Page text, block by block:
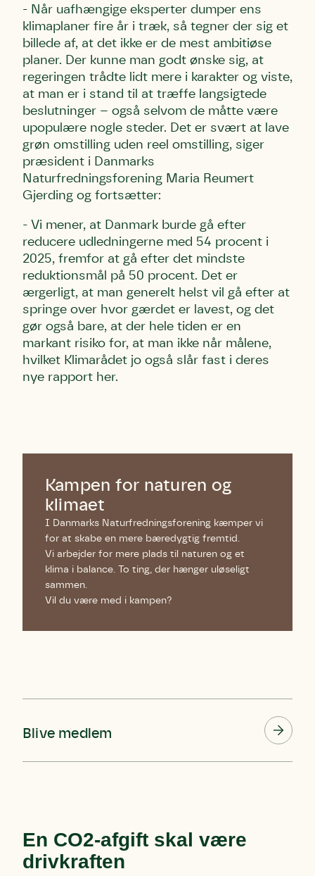
- Når uafhængige eksperter dumper ens
klimaplaner fire år i træk, så tegner der sig et
billede af, at det ikke er de mest ambitiøse
planer. Der kunne man godt ønske sig, at
regeringen trådte lidt mere i karakter og viste,
at man er i stand til at træffe langsigtede
beslutninger – også selvom de måtte være
upopulære nogle steder. Det er svært at lave
grøn omstilling uden reel omstilling, siger
præsident i Danmarks
Naturfredningsforening Maria Reumert
Gjerding og fortsætter:
- Vi mener, at Danmark burde gå efter
reducere udledningerne med 54 procent i
2025, fremfor at gå efter det mindste
reduktionsmål på 50 procent. Det er
ærgerligt, at man generelt helst vil gå efter at
springe over hvor gærdet er lavest, og det
gør også bare, at der hele tiden er en
markant risiko for, at man ikke når målene,
hvilket Klimarådet jo også slår fast i deres
nye rapport her.
Kampen for naturen og
klimaet
I Danmarks Naturfredningsforening kæmper vi
for at skabe en mere bæredygtig fremtid.
Vi arbejder for mere plads til naturen og et
klima i balance. To ting, der hænger uløseligt
sammen.
Vil du være med i kampen?
Blive medlem
En CO2-afgift skal være
drivkraften
Email
Email
Email